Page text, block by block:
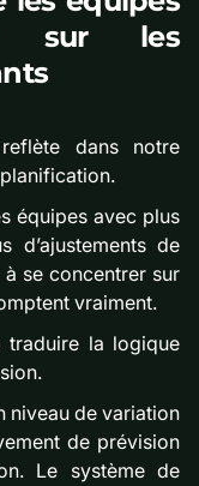
sur les
dans notre
équipes avec plus
d’ajustements de
se concentrer sur
vraiment.
traduire la logique
niveau de variation
de prévision
Le système de